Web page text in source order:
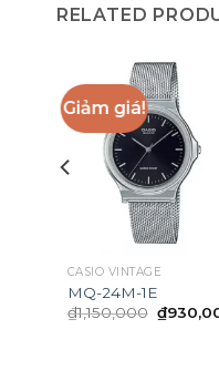
RELATED
Giảm giá!
CASIO VINTAGE
MQ-24M-1E
₫1,150,000 Original
price
₫
Current
price